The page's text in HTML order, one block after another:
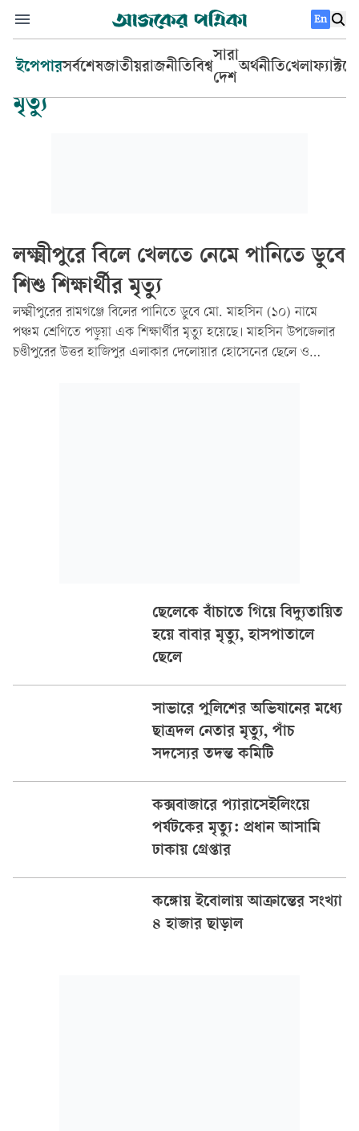
En
ইপেপারসর্বশেষজাতীয়রাজনীতিবিশ্ব
সারা
দেশ
অর্থনীতিখেলা
মৃত্যু
লক্ষ্মীপুরে বিলে খেলতে নেমে পানিতে ডুবে
শিশু শিক্ষার্থীর মৃত্যু
লক্ষ্মীপুরের রামগঞ্জে বিলের পানিতে ডুবে মো. মাহসিন (১০) নামে
পঞ্চম শ্রেণিতে পড়ুয়া এক শিক্ষার্থীর মৃত্যু হয়েছে। মাহসিন উপজেলার
চণ্ডীপুরের উত্তর হাজিপুর এলাকার দেলোয়ার হোসেনের ছেলে ও
ছেলেকে বাঁচাতে গিয়ে বিদ্যুতায়িত
হয়ে বাবার মৃত্যু, হাসপাতালে
ছেলে
সাভারে পুলিশের অভিযানের মধ্যে
ছাত্রদল নেতার মৃত্যু, পাঁচ
সদস্যের তদন্ত কমিটি
কক্সবাজারে প্যারাসেইলিংয়ে
পর্যটকের মৃত্যু: প্রধান আসামি
ঢাকায় গ্রেপ্তার
কঙ্গোয় ইবোলায় আক্রান্তের সংখ্যা
৪ হাজার ছাড়াল